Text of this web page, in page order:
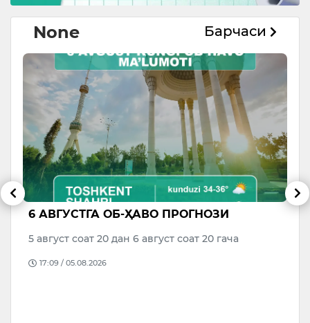
None Барчаси
6 АВГУСТГА ОБ-ҲАВО ПРОГНОЗИ
5 август соат 20 дан 6 август соат 20 гача
17:09 / 05.08.2026